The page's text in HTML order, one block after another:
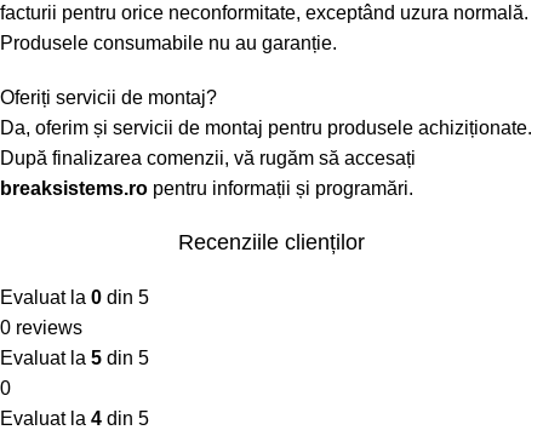
facturii pentru orice neconformitate, exceptând uzura normală.
Produsele consumabile nu au garanție.
Oferiți servicii de montaj?
Da, oferim și servicii de montaj pentru produsele achiziționate.
După finalizarea comenzii, vă rugăm să accesați
breaksistems.ro pentru informații și programări.
Recenziile clienților
Evaluat la 0 din 5
0 reviews
Evaluat la 5 din 5
0
Evaluat la 4 din 5